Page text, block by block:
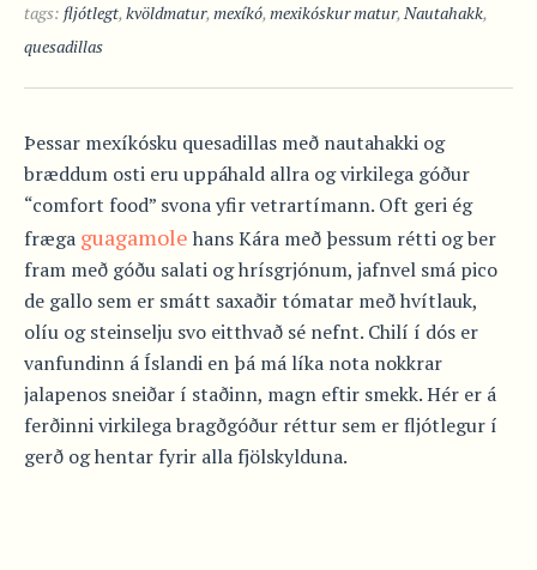
tags: fljótlegt,kvöldmatur,mexíkó,mexikóskur matur,Nautahakk,
quesadillas
Þessar mexíkósku quesadillas með nautahakki og
bræddum osti eru uppáhald allra og virkilega góður
“comfort food” svona yfir vetrartímann. Oft geri ég
fræga guagamole hans Kára með þessum rétti og ber
fram með góðu salati og hrísgrjónum, jafnvel smá pico
de gallo sem er smátt saxaðir tómatar með hvítlauk,
olíu og steinselju svo eitthvað sé nefnt. Chilí í dós er
vanfundinn á Íslandi en þá má líka nota nokkrar
jalapenos sneiðar í staðinn, magn eftir smekk. Hér er á
ferðinni virkilega bragðgóður réttur sem er fljótlegur í
gerð og hentar fyrir alla fjölskylduna.